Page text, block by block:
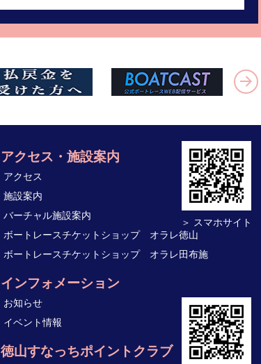
アクセス・施設案内
アクセス
施設案内
バーチャル施設案内
ボートレースチケットショップ オラレ徳山
ボートレースチケットショップ オラレ田布施
インフォメーション
お知らせ
イベント情報
徳山すなっちポイントクラブ
＞ スマホサイト